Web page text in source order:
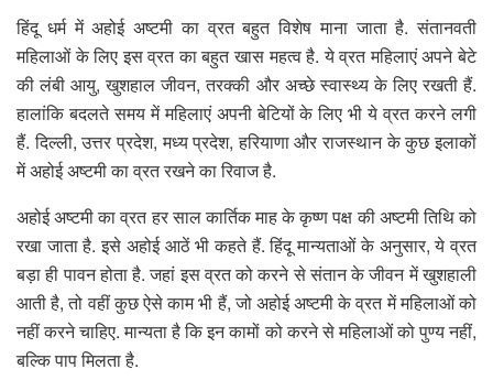
हिंदू धर्म में अहोई अष्टमी का व्रत बहुत विशेष माना जाता है. संतानवती
महिलाओं के लिए इस व्रत का बहुत खास महत्व है. ये व्रत महिलाएं अपने बेटे
की लंबी आयु, खुशहाल जीवन, तरक्की और अच्छे स्वास्थ्य के लिए रखती हैं.
हालांकि बदलते समय में महिलाएं अपनी बेटियों के लिए भी ये व्रत करने लगी
हैं. दिल्ली, उत्तर प्रदेश, मध्य प्रदेश, हरियाणा और राजस्थान के कुछ इलाकों
में अहोई अष्टमी का व्रत रखने का रिवाज है.
अहोई अष्टमी का व्रत हर साल कार्तिक माह के कृष्ण पक्ष की अष्टमी तिथि को
रखा जाता है. इसे अहोई आठें भी कहते हैं. हिंदू मान्यताओं के अनुसार, ये व्रत
बड़ा ही पावन होता है. जहां इस व्रत को करने से संतान के जीवन में खुशहाली
आती है, तो वहीं कुछ ऐसे काम भी हैं, जो अहोई अष्टमी के व्रत में महिलाओं को
नहीं करने चाहिए. मान्यता है कि इन कामों को करने से महिलाओं को पुण्य नहीं,
बल्कि पाप मिलता है.